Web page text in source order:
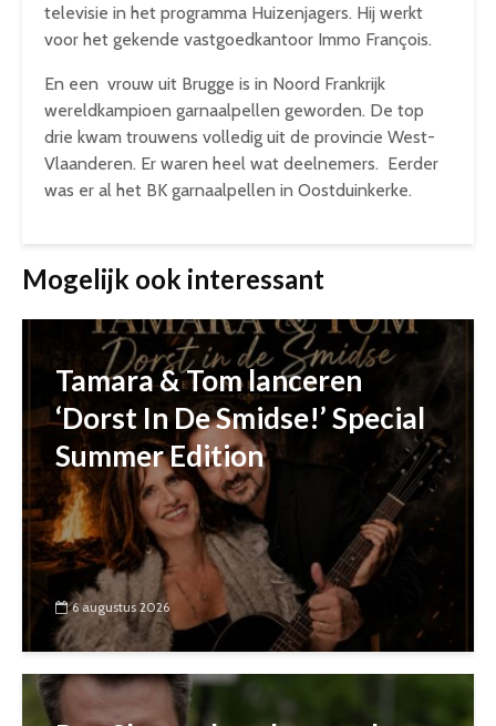
televisie in het programma Huizenjagers. Hij werkt
voor het gekende vastgoedkantoor Immo François.
En een vrouw uit Brugge is in Noord Frankrijk
wereldkampioen garnaalpellen geworden. De top
drie kwam trouwens volledig uit de provincie West-
Vlaanderen. Er waren heel wat deelnemers. Eerder
was er al het BK garnaalpellen in Oostduinkerke.
Mogelijk ook interessant
Tamara & Tom lanceren
‘Dorst In De Smidse!’ Special
Summer Edition
6 augustus 2026